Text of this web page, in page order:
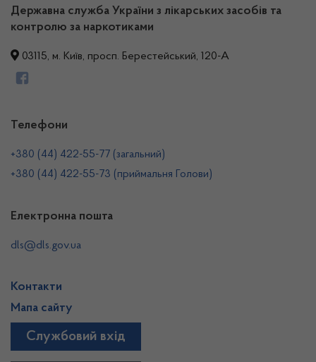
Державна служба України з лікарських засобів та
контролю за наркотиками
03115, м. Київ, просп. Берестейський, 120-А
Телефони
+380 (44) 422-55-77 (загальний)
+380 (44) 422-55-73 (приймальня Голови)
Електронна пошта
dls@dls.gov.ua
Контакти
Мапа сайту
Службовий вхід